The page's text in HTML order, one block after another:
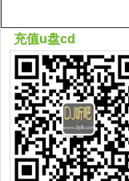
充值u盘cd